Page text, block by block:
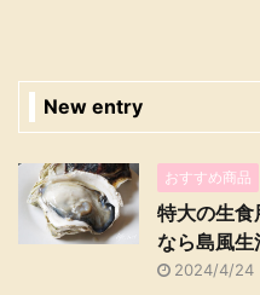
New entry
おすすめ商品
特大の生食
なら島風生
2024/4/24